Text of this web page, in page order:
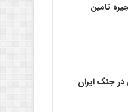
تامین
جنگ ایران